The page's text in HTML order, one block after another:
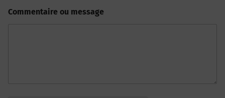
Commentaire ou message